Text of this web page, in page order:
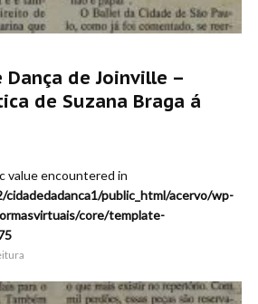
Dança de Joinville –
de Suzana Braga á
value encountered in
public_html/acervo/wp-
core/template-